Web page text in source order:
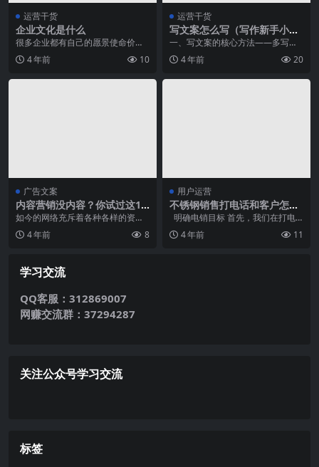
运营干货
企业文化是什么
很多企业都有自己的愿景使命价值
观，我之前待过的一家互联网企
业，为了让自己手底下的...
4 年前 10
运营干货
写文案怎么写（写作新手小白
该如何写文案？）
一、写文案的核心方法——多写、
多看。 文案需要积累，没有捷径可
走 1.给自己做心...
4 年前 20
广告文案
内容营销没内容？你试过这10
个方法了吗？
如今的网络充斥着各种各样的资讯
和内容。博客，新闻，资讯，广告
等等。据MBAOnl...
4 年前 8
用户运营
不锈钢销售打电话和客户怎么
开场（解读开场打电话）
明确电销目标 首先，我们在打电
话之前得明确自己给客户打电话的
目的及...
4 年前 11
学习交流
QQ客服：312869007
网赚交流群：37294287
关注公众号学习交流
标签